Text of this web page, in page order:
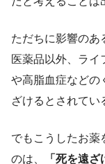
ただちに影響のあ
医薬品以外、ライ
や高脂血症などの
ざけるとされてい
でもこうしたお薬
のは、
「死を遠